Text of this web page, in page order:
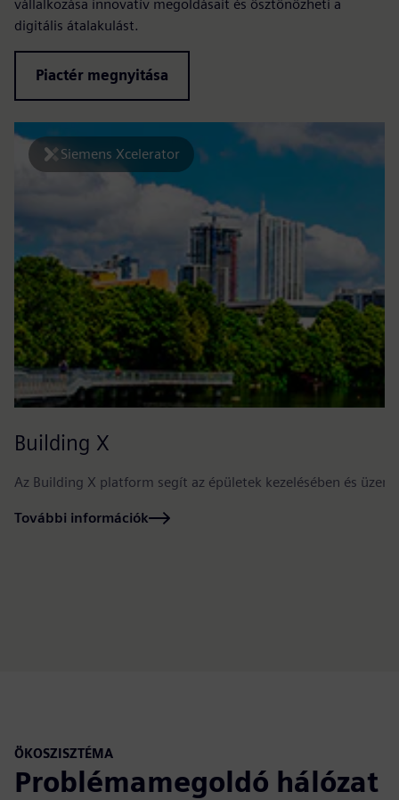
vállalkozása innovatív megoldásait és ösztönözheti a
digitális átalakulást.
Piactér megnyitása
Siemens Xcelerator
Building X
Az Building X platform segít az épületek kezelésében és
További információk
ÖKOSZISZTÉMA
Problémamegoldó hálózat